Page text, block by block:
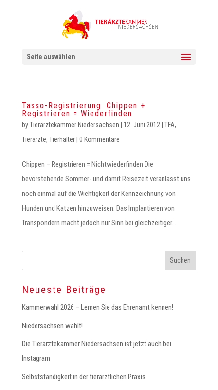
Seite auswählen
Tasso-Registrierung: Chippen +
Registrieren = Wiederfinden
byTierärztekammer Niedersachsen 12. Juni 2012 TFA,
Tierärzte, Tierhalter| 0 Kommentare
Chippen – Registrieren = Nichtwiederfinden Die
bevorstehende Sommer- und damit Reisezeit veranlasst uns
noch einmal auf die Wichtigkeit der Kennzeichnung von
Hunden und Katzen hinzuweisen. Das Implantieren von
Transpondern macht jedoch nur Sinn bei gleichzeitiger...
Neueste Beiträge
Kammerwahl 2026 – Lernen Sie das Ehrenamt kennen!
Niedersachsen wählt!
Die Tierärztekammer Niedersachsen ist jetzt auch bei
Instagram
Selbstständigkeit in der tierärztlichen Praxis